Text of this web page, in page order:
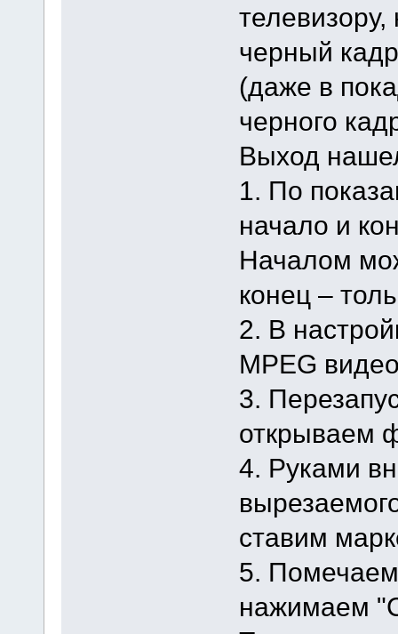
телевизору,
черный
(даже в
черного
Выход
1. По
начало и
Началом
конец –
2. В
MPEG
3.
открываем
4. Руками
ставим
5.
нажимаем